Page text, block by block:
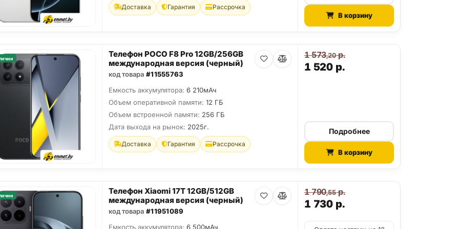
Доставка Гарантия Рассрочка
В корзину
Телефон POCO F8 Pro 12GB/256GB
международная версия (черный)
код товара #11555763
Емкость аккумулятора: 6 210мАч
Объем оперативной памяти: 12 ГБ
Объем встроенной памяти: 256 ГБ
Дата выхода на рынок: 2025г.
Доставка Гарантия Рассрочка
1 520 р.
1 573,20р.
Подробнее
В корзину
Телефон Xiaomi 17T 12GB/512GB
международная версия (черный)
код товара #11951089
Емкость аккумулятора: 6 500мАч
1 730 р.
1 790,55р.